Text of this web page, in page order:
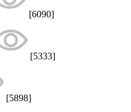
[6090]
[5333]
[5898]